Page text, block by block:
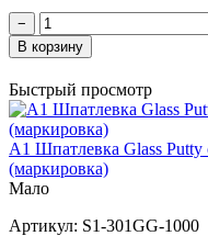
−
В корзину
Быстрый просмотр
A1 Шпатлевка Glass Putty
(маркировка)
Мало
Артикул: S1-301GG-1000